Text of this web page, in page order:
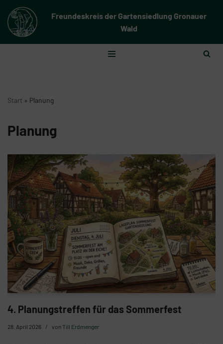
Zum
Inhalt
Freundeskreis der Gartensiedlung Gronauer
Wald
Start » Planung
Planung
4. Planungstreffen für das Sommerfest
28. April 2026 vonTill Erdmenger